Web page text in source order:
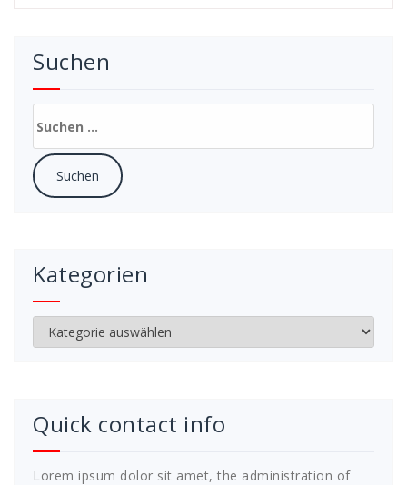
Suchen
nach:
Kategorien
Kategorien
Quick contact info
Lorem ipsum dolor sit amet, the administration of